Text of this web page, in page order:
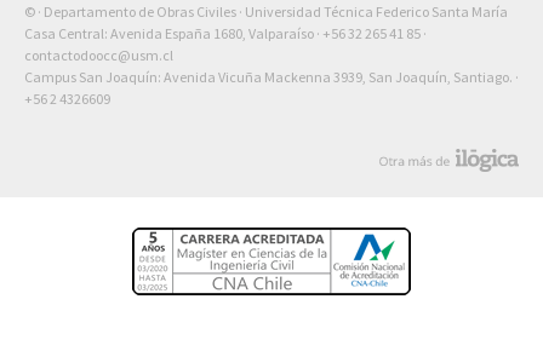
© · Departamento de Obras Civiles · Universidad Técnica Federico Santa María
Casa Central: Avenida España 1680, Valparaíso · +56 32 265 41 85 ·
contactodoocc@usm.cl
Campus San Joaquín: Avenida Vicuña Mackenna 3939, San Joaquín, Santiago. ·
+56 2 4326609